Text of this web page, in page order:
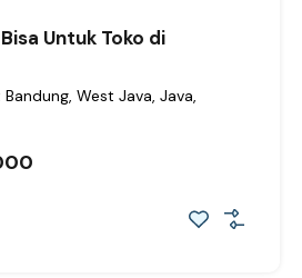
Untuk Toko di
West Java, Java,